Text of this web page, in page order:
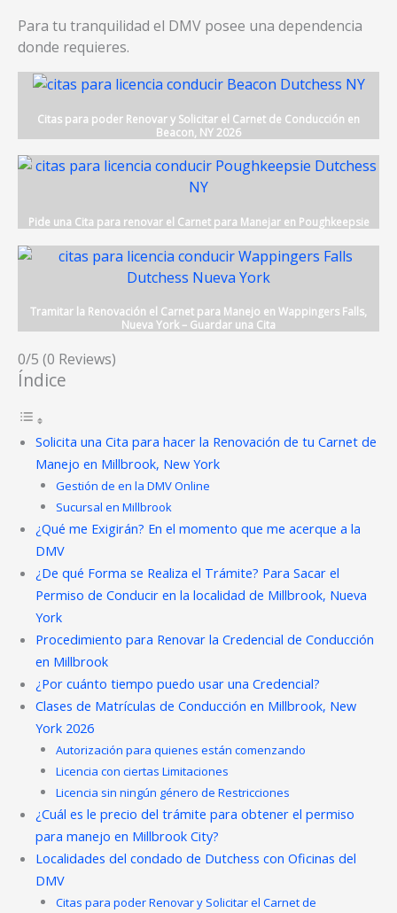
Para tu tranquilidad el DMV posee una dependencia
donde requieres.
Citas para poder Renovar y Solicitar el Carnet de Conducción en
Beacon, NY 2026
Pide una Cita para renovar el Carnet para Manejar en Poughkeepsie
Tramitar la Renovación el Carnet para Manejo en Wappingers Falls,
Nueva York – Guardar una Cita
0/5 (0 Reviews)
Índice
Solicita una Cita para hacer la Renovación de tu Carnet de
Manejo en Millbrook, New York
Gestión de en la DMV Online
Sucursal en Millbrook
¿Qué me Exigirán? En el momento que me acerque a la
DMV
¿De qué Forma se Realiza el Trámite? Para Sacar el
Permiso de Conducir en la localidad de Millbrook, Nueva
York
Procedimiento para Renovar la Credencial de Conducción
en Millbrook
¿Por cuánto tiempo puedo usar una Credencial?
Clases de Matrículas de Conducción en Millbrook, New
York 2026
Autorización para quienes están comenzando
Licencia con ciertas Limitaciones
Licencia sin ningún género de Restricciones
¿Cuál es le precio del trámite para obtener el permiso
para manejo en Millbrook City?
Localidades del condado de Dutchess con Oficinas del
DMV
Citas para poder Renovar y Solicitar el Carnet de